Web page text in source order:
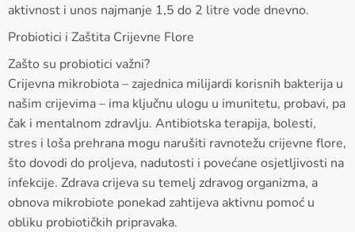
aktivnost i unos najmanje 1,5 do 2 litre vode dnevno.
Probiotici i Zaštita Crijevne Flore
Zašto su probiotici važni?
Crijevna mikrobiota – zajednica milijardi korisnih bakterija u
našim crijevima – ima ključnu ulogu u imunitetu, probavi, pa
čak i mentalnom zdravlju. Antibiotska terapija, bolesti,
stres i loša prehrana mogu narušiti ravnotežu crijevne flore,
što dovodi do proljeva, nadutosti i povećane osjetljivosti na
infekcije. Zdrava crijeva su temelj zdravog organizma, a
obnova mikrobiote ponekad zahtijeva aktivnu pomoć u
obliku probiotičkih pripravaka.